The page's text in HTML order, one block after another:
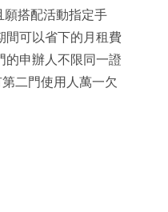
願搭配活動指定手
間可以省下的月租費
的申辦人不限同一證
二門使用人萬一欠